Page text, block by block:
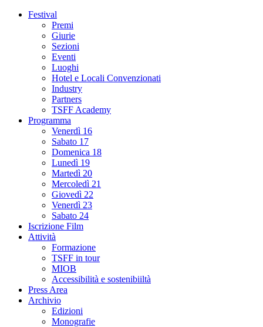
Festival
Premi
Giurie
Sezioni
Eventi
Luoghi
Hotel e Locali Convenzionati
Industry
Partners
TSFF Academy
Programma
Venerdì 16
Sabato 17
Domenica 18
Lunedì 19
Martedì 20
Mercoledì 21
Giovedì 22
Venerdì 23
Sabato 24
Iscrizione Film
Attività
Formazione
TSFF in tour
MIOB
Accessibilità e sostenibiiltà
Press Area
Archivio
Edizioni
Monografie